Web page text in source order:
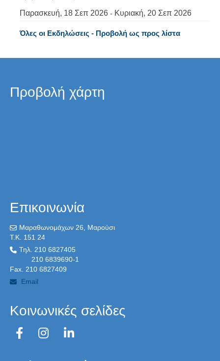
Παρασκευή, 18 Σεπ 2026 - Κυριακή, 20 Σεπ 2026
Όλες οι Εκδηλώσεις - Προβολή ως προς λίστα
Προβολή χάρτη
Επικοινωνία
Μαραθωνομάχων 26, Μαρούσι
T.K. 151 24
Τηλ. 210 6827405
210 6839690-1
Fax. 210 6827409
Email
Κοινωνικές σελίδες